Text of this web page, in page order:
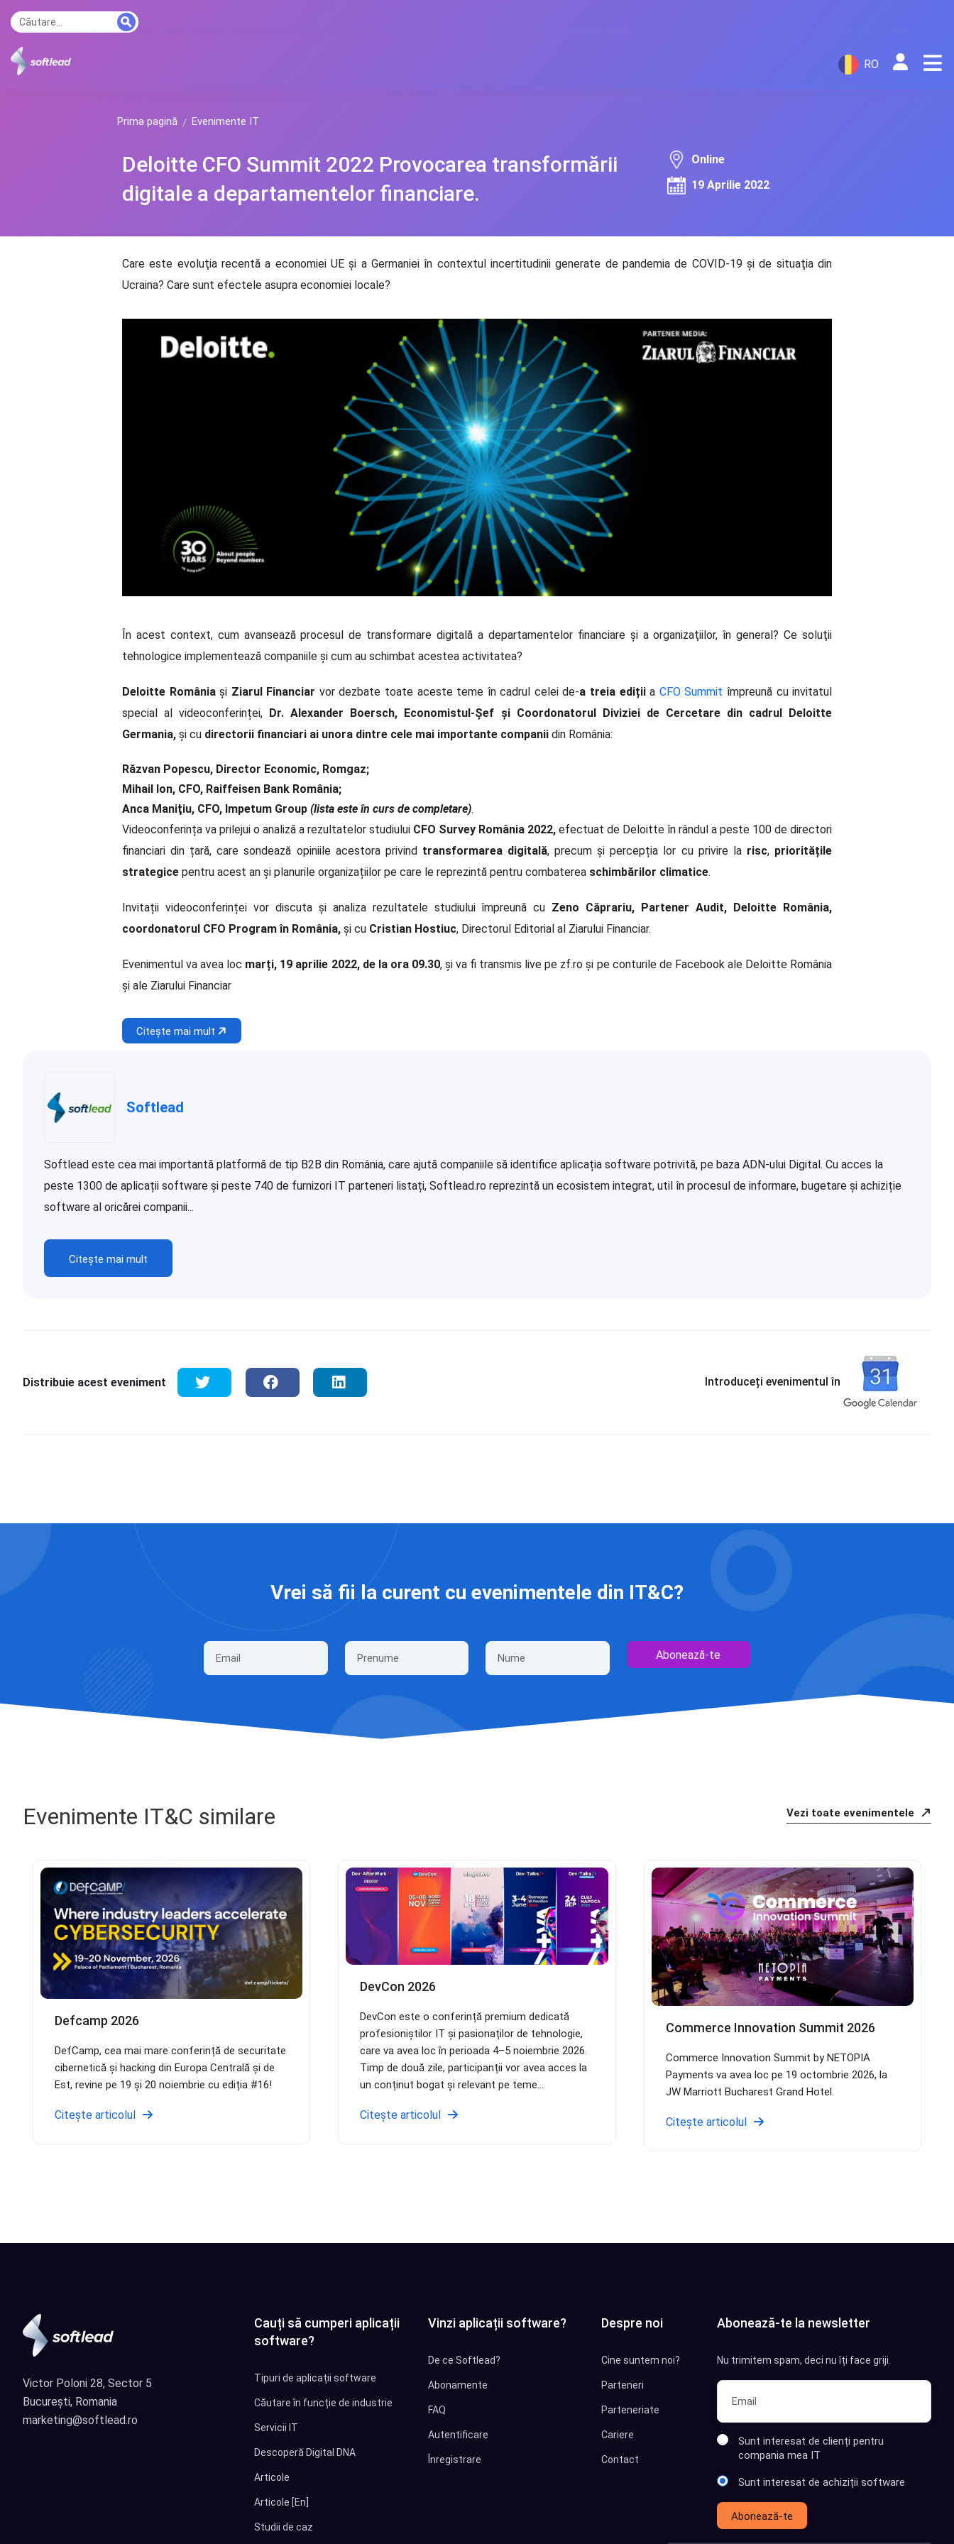
RO
Prima pagină Evenimente IT
Deloitte CFO Summit 2022 Provocarea transformării
digitale a departamentelor financiare.
Online
19 Aprilie 2022
Care este evoluţia recentă a economiei UE şi a Germaniei în contextul incertitudinii generate de pandemia de COVID-19 şi de situaţia din
Ucraina? Care sunt efectele asupra economiei locale?
În acest context, cum avansează procesul de transformare digitală a departamentelor financiare şi a organizaţiilor, în general? Ce soluţii
tehnologice implementează companiile şi cum au schimbat acestea activitatea?
Deloitte Româniași Ziarul Financiar vor dezbate toate aceste teme în cadrul celei de-a treia edițiia CFO Summit împreună cu invitatul
special al videoconferinței,
Dr. Alexander Boersch, Economistul-Șef și Coordonatorul Diviziei de Cercetare din cadrul Deloitte
Germania, și cu directorii financiari ai unora dintre cele mai importante companii din România:
Răzvan Popescu, Director Economic, Romgaz;
Mihail Ion, CFO, Raiffeisen Bank România;
Anca Maniţiu, CFO, Impetum Group (lista este în curs de completare).
Videoconferința va prilejui o analiză a rezultatelor studiului CFO Survey România 2022, efectuat de Deloitte în rândul a peste 100 de directori
financiari din țară, care sondează opiniile acestora privind transformarea digitală, precum și percepția lor cu privire la risc, prioritățile
strategice pentru acest an și planurile organizațiilor pe care le reprezintă pentru combaterea schimbărilor climatice.
Invitații videoconferinței vor discuta și analiza rezultatele studiului împreună cu Zeno Căprariu, Partener Audit, Deloitte România,
coordonatorul CFO Program în România, și cu Cristian Hostiuc, Directorul Editorial al Ziarului Financiar.
Evenimentul va avea loc marți, 19 aprilie 2022, de la ora 09.30, și va fi transmis live pe zf.ro și pe conturile de Facebook ale Deloitte România
și ale Ziarului Financiar
Citește mai mult
Softlead
Softlead este cea mai importantă platformă de tip B2B din România, care ajută companiile să identifice aplicația software potrivită, pe baza ADN-ului Digital. Cu acces la
peste 1300 de aplicații software și peste 740 de furnizori IT parteneri listați, Softlead.ro reprezintă un ecosistem integrat, util în procesul de informare, bugetare și achiziție
software al oricărei companii...
Citește mai mult
Distribuie acest eveniment Introduceți evenimentul în
Vrei să fii la curent cu evenimentele din IT&C?
Abonează-te
Evenimente IT&C similare Vezi toate evenimentele
Defcamp 2026
DefCamp, cea mai mare conferință de securitate
cibernetică și hacking din Europa Centrală și de
Est, revine pe 19 și 20 noiembrie cu ediția #16!
Citește articolul
DevCon 2026
DevCon este o conferință premium dedicată
profesioniștilor IT și pasionaților de tehnologie,
care va avea loc în perioada 4–5 noiembrie 2026.
Timp de două zile, participanții vor avea acces la
un conținut bogat și relevant pe teme...
Citește articolul
Commerce Innovation Summit 2026
Commerce Innovation Summit by NETOPIA
Payments va avea loc pe 19 octombrie 2026, la
JW Marriott Bucharest Grand Hotel.
Citește articolul
Victor Poloni 28, Sector 5
București, Romania
marketing@softlead.ro
Cauți să cumperi aplicații
software?
Tipuri de aplicații software
Căutare în funcție de industrie
Servicii IT
Descoperă Digital DNA
Articole
Articole [En]
Studii de caz
Vinzi aplicații software?
De ce Softlead?
Abonamente
FAQ
Autentificare
Înregistrare
Despre noi
Cine suntem noi?
Parteneri
Parteneriate
Cariere
Contact
Abonează-te la newsletter
Nu trimitem spam, deci nu îți face griji.
Sunt interesat de clienți pentru
compania mea IT
Sunt interesat de achiziții software
Abonează-te